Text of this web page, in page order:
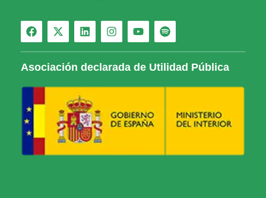
Asociación declarada de Utilidad Pública